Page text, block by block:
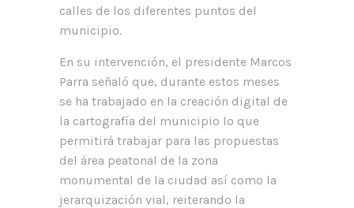
calles de los diferentes puntos del
municipio.
En su intervención, el presidente Marcos
Parra señaló que, durante estos meses
se ha trabajado en la creación digital de
la cartografía del municipio lo que
permitirá trabajar para las propuestas
del área peatonal de la zona
monumental de la ciudad así como la
jerarquización vial, reiterando la